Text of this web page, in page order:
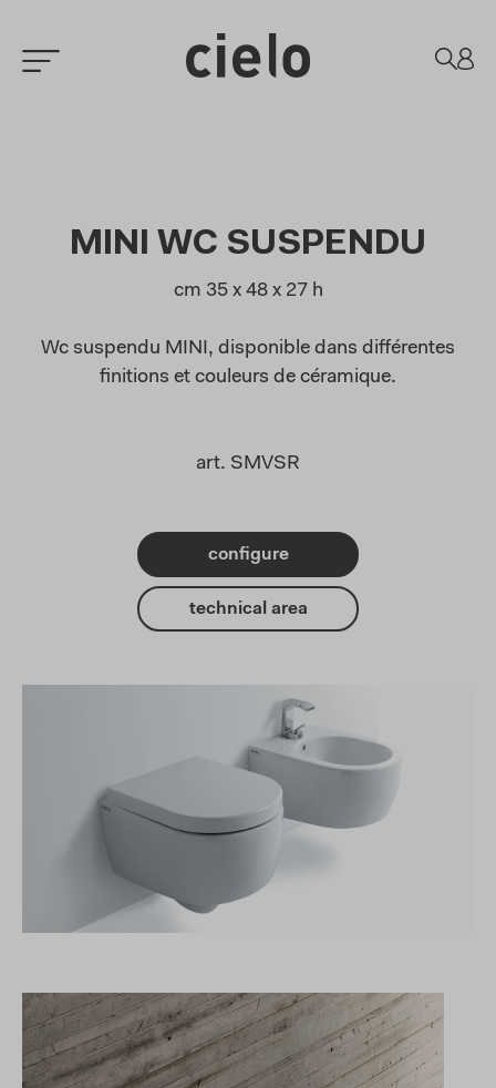
MINI WC SUSPENDU
cm 35 x 48 x 27 h
Wc suspendu MINI, disponible dans différentes
finitions et couleurs de céramique.
art. SMVSR
configure
technical area